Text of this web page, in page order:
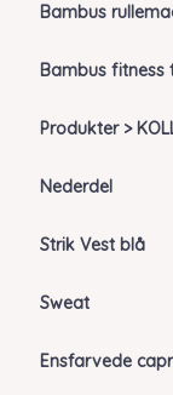
Bambus
Bambus fitness
Produkter >
Nederdel
Strik Vest blå
Sweat
Ensfarvede